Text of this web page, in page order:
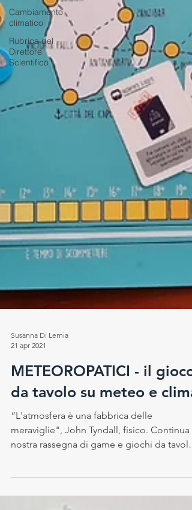
Cambiamento
climatico
Rubrica del
Direttore
Scientifico
21 apr 2021
METEOROPATICI - il gioco
da tavolo su meteo e clima
“L'atmosfera è una fabbrica delle